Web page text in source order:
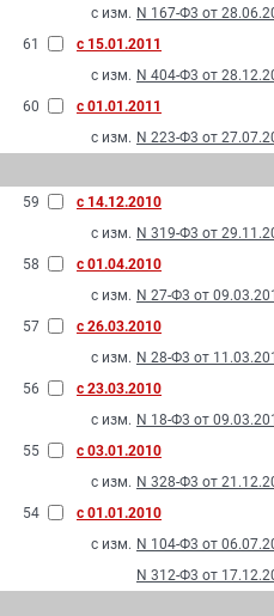
с изм. N 167-Ф3 от
61
с 15.01.2011
с изм. N 404-Ф3 от
60
с 01.01.2011
с изм. N 223-Ф3 от
59
с 14.12.2010
с изм. N 319-Ф3 от
58
с 01.04.2010
с изм. N 27-Ф3 от
57
с 26.03.2010
с изм. N 28-Ф3 от
56
с 23.03.2010
с изм. N 18-Ф3 от
55
с 03.01.2010
с изм. N 328-Ф3 от
54
с 01.01.2010
с изм. N 104-Ф3 от
N 312-Ф3 от